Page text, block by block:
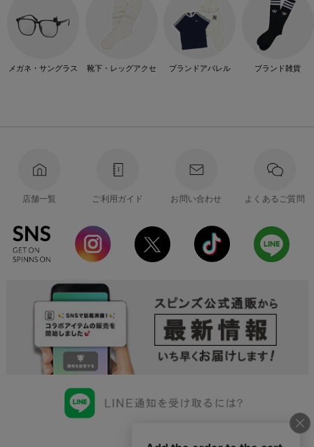
メガネ・サングラス 靴下・レッグアクセ ブランドアパレル ブランド雑貨
店舗一覧 ご利用ガイド お問い合わせ よくあるご質問